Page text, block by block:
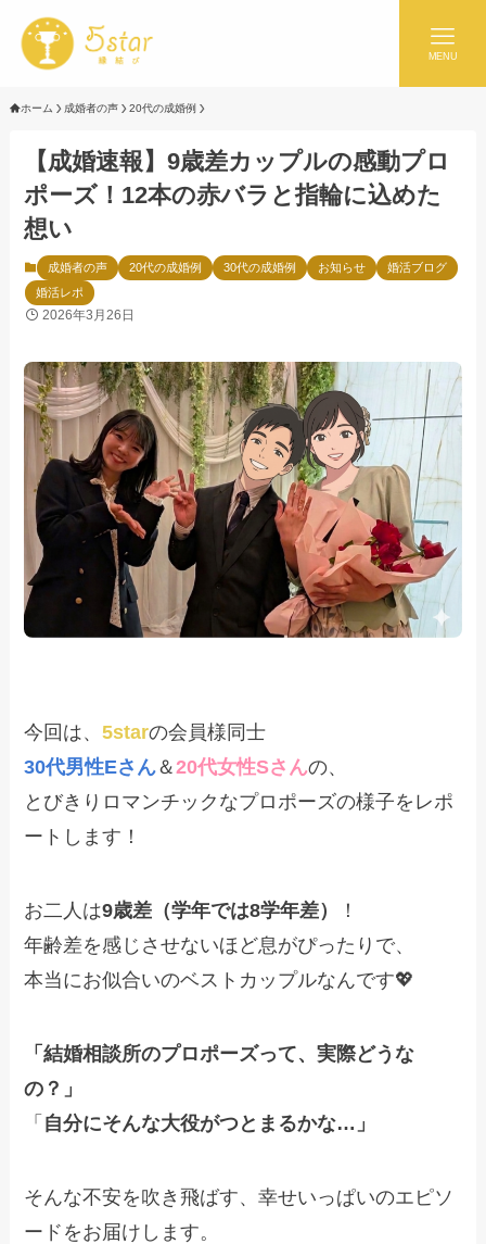
MENU
ホーム 成婚者の声 20代の成婚例
【成婚速報】9歳差カップルの感動プロ
ポーズ！12本の赤バラと指輪に込めた
想い
成婚者の声 20代の成婚例 30代の成婚例 お知らせ
婚活ブログ
婚活レポ
2026年3月26日
今回は、5starの会員様同士
30代男性Eさん＆20代女性Sさんの、
とびきりロマンチックなプロポーズの様子をレポ
ートします！
お二人は9歳差（学年では8学年差）
！
年齢差を感じさせないほど息がぴったりで、
本当にお似合いのベストカップルなんです💖
「結婚相談所のプロポーズって、実際どうな
の？」
「 自分にそんな大役がつとまるかな…」
そんな不安を吹き飛ばす、幸せいっぱいのエピソ
ードをお届けします。